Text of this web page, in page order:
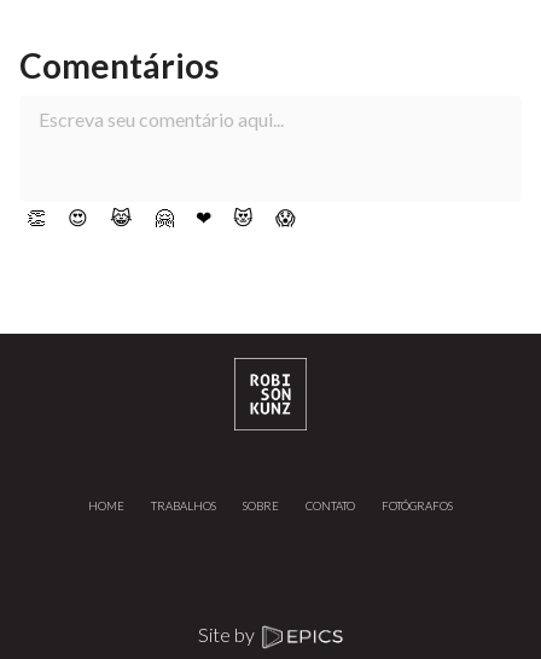
Comentários
👏 😍 😹 🤗 ❤ 😻 😱
HOME TRABALHOS SOBRE CONTATO FOTÓGRAFOS
Site by